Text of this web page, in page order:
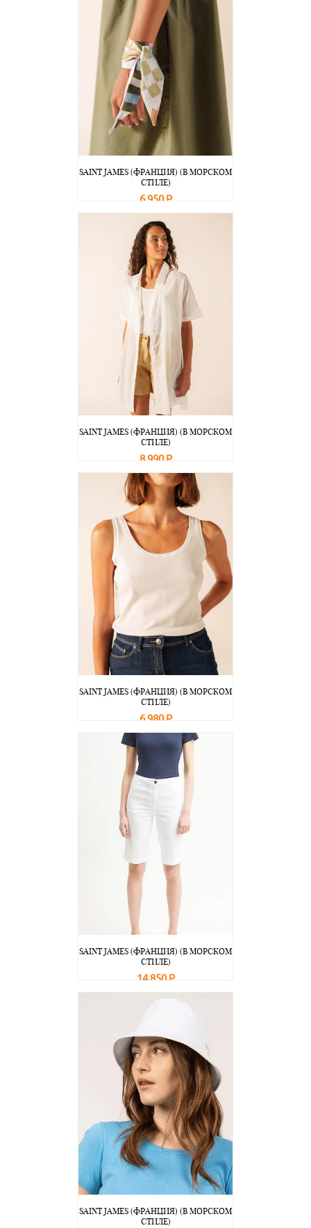
SAINT JAMES (ФРАНЦИЯ) (В МОРСКОМ
СТИЛЕ)
6 950 Р
SAINT JAMES (ФРАНЦИЯ) (В МОРСКОМ
СТИЛЕ)
8 990 Р
В корзину Подробнее
SAINT JAMES (ФРАНЦИЯ) (В МОРСКОМ
СТИЛЕ)
6 980 Р
В корзину Подробнее
SAINT JAMES (ФРАНЦИЯ) (В МОРСКОМ
СТИЛЕ)
14 850 Р
Подробнее
SAINT JAMES (ФРАНЦИЯ) (В МОРСКОМ
СТИЛЕ)